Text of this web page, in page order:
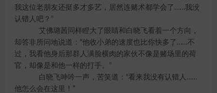
我这位老朋友还挺多才多艺，居然连赌术都学会了……我没
认错人吧？”
艾佛璐茜同样瞪大了眼睛和白晓飞看着一个方向，
却答非所问地说道：“他收小弟的速度也比你快多了……不
过，我看他身后那群人满脸横肉的家伙不像是赌场里的荷
官，却像是和他一样的打手。”
白晓飞呻吟一声，苦笑道：“看来我没有认错人……
他怎么会在这里！”